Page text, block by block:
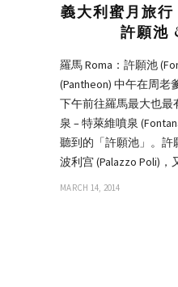
義大利蜜月旅
許願池
羅馬 Roma：許願池
(Pantheon) 中午在周老
下午前往羅馬最大也
泉 – 特萊維噴泉
聽到的「許願池」。許
波利宫 (Palazzo Poli)
MARCH 14, 2014